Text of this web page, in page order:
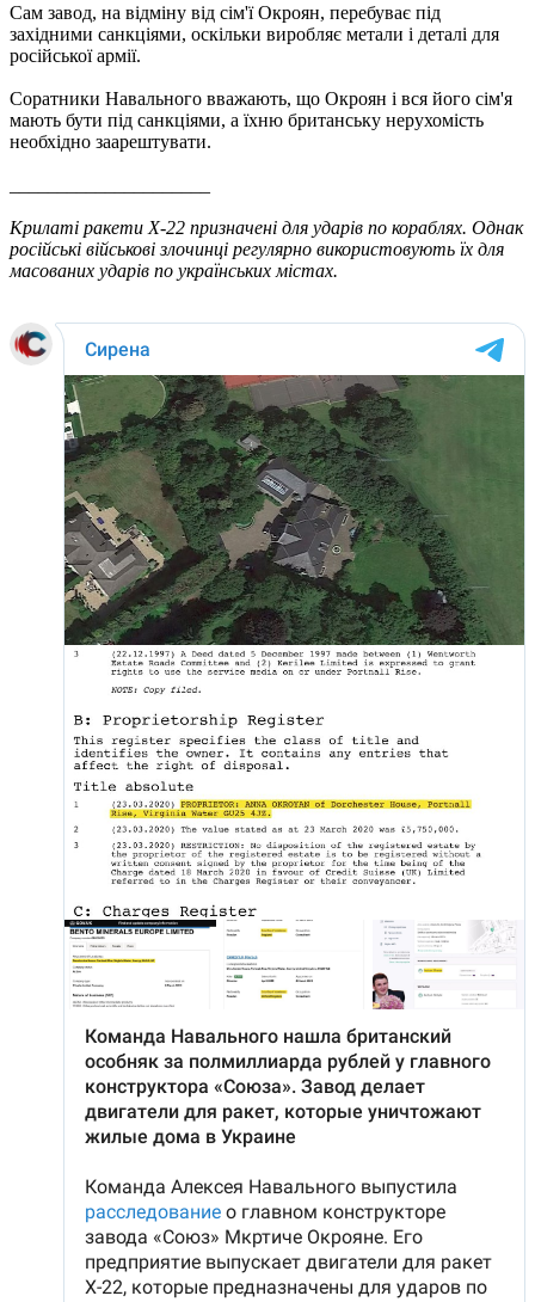
Сам завод, на відміну від сім'ї Окроян, перебуває під
західними санкціями, оскільки виробляє метали і деталі для
російської армії.
Соратники Навального вважають, що Окроян і вся його сім'я
мають бути під санкціями, а їхню британську нерухомість
необхідно заарештувати.
Крилаті ракети Х-22 призначені для ударів по кораблях. Однак
російські військові злочинці регулярно використовують їх для
масованих ударів по українських містах.